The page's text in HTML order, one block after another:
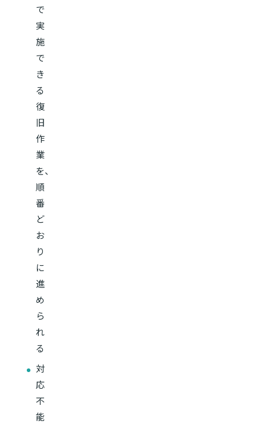
で
実
施
で
き
る
復
旧
作
業
を、
順
番
ど
お
り
に
進
め
ら
れ
る
対
応
不
能